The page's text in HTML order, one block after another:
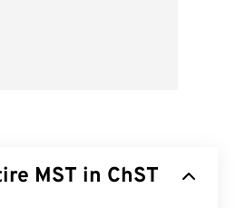
MST in ChST